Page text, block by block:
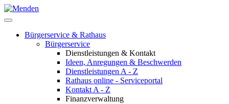
Bürgerservice & Rathaus
Bürgerservice
Dienstleistungen & Kontakt
Ideen, Anregungen & Beschwerden
Dienstleistungen A - Z
Rathaus online - Serviceportal
Kontakt A - Z
Finanzverwaltung